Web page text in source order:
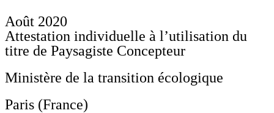
Août 2020
Attestation individuelle à l’utilisation du
titre de Paysagiste Concepteur
Ministère de la transition écologique
Paris (France)